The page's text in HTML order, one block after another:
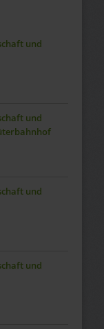
und
und
und
und